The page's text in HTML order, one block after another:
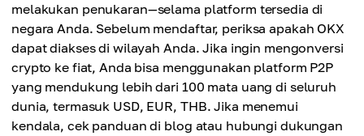
melakukan penukaran—selama platform tersedia di
negara Anda. Sebelum mendaftar, periksa apakah OKX
dapat diakses di wilayah Anda. Jika ingin mengonversi
crypto ke fiat, Anda bisa menggunakan platform P2P
yang mendukung lebih dari 100 mata uang di seluruh
dunia, termasuk USD, EUR, THB. Jika menemui
kendala, cek panduan di blog atau hubungi dukungan